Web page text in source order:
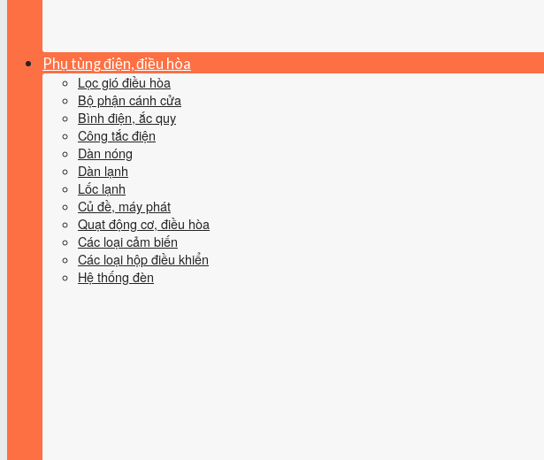
Phụ tùng điện, điều hòa
Lọc gió điều hòa
Bộ phận cánh cửa
Bình điện, ắc quy
Công tắc điện
Dàn nóng
Dàn lạnh
Lốc lạnh
Củ đề, máy phát
Quạt động cơ, điều hòa
Các loại cảm biến
Các loại hộp điều khiển
Hệ thống đèn